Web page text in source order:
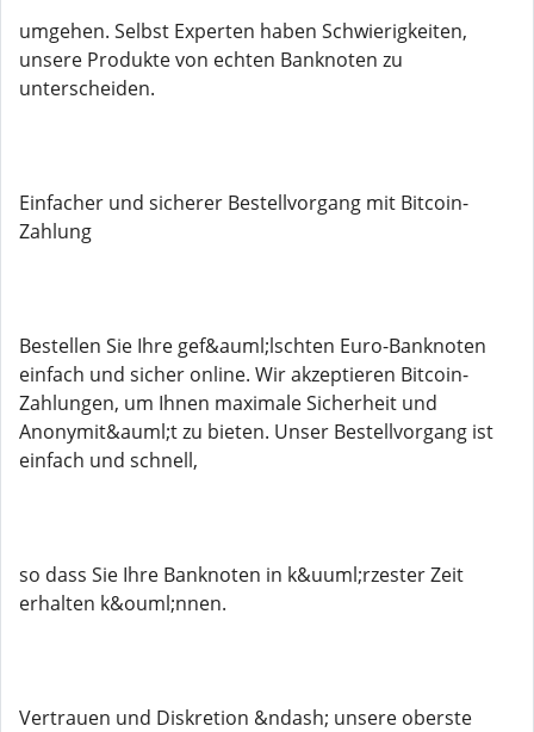
umgehen. Selbst Experten haben Schwierigkeiten,
unsere Produkte von echten Banknoten zu
unterscheiden.
Einfacher und sicherer Bestellvorgang mit Bitcoin-
Zahlung
Bestellen Sie Ihre gef&auml;lschten Euro-Banknoten
einfach und sicher online. Wir akzeptieren Bitcoin-
Zahlungen, um Ihnen maximale Sicherheit und
Anonymit&auml;t zu bieten. Unser Bestellvorgang ist
einfach und schnell,
so dass Sie Ihre Banknoten in k&uuml;rzester Zeit
erhalten k&ouml;nnen.
Vertrauen und Diskretion &ndash; unsere oberste